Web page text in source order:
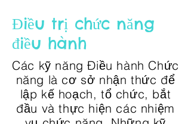
Điều trị chức năng
điều hành
Các kỹ năng Điều hành Chức
năng là cơ sở nhận thức để
lập kế hoạch, tổ chức, bắt
đầu và thực hiện các nhiệm